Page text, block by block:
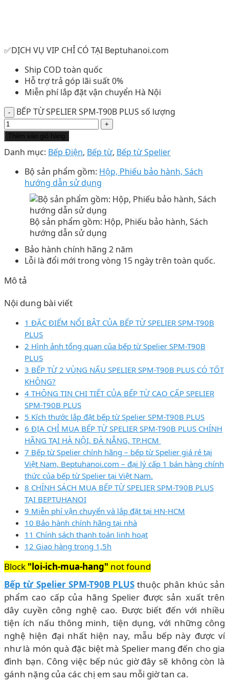
✅DỊCH VỤ VIP CHỈ CÓ TẠI Beptuhanoi.com
Ship COD toàn quốc
Hỗ trợ trả góp lãi suất 0%
Miễn phí lắp đặt vận chuyển Hà Nội
BẾP TỪ SPELIER SPM-T90B PLUS số lượng
Thêm vào giỏ hàng
Danh mục: Bếp Điện, Bếp từ, Bếp từ Spelier
Bộ sản phẩm gồm: Hộp, Phiếu bảo hành, Sách
hướng dẫn sử dụng
Bộ sản phẩm gồm: Hộp, Phiếu bảo hành, Sách
hướng dẫn sử dụng
Bảo hành chính hãng 2 năm
Lỗi là đổi mới trong vòng 15 ngày trên toàn quốc.
Mô tả
Nội dung bài viết
1 ĐẶC ĐIỂM NỔI BẬT CỦA BẾP TỪ SPELIER SPM-T90B
PLUS
2 Hình ảnh tổng quan của bếp từ Spelier SPM-T90B
PLUS
3 BẾP TỪ 2 VÙNG NẤU SPELIER SPM-T90B PLUS CÓ TỐT
KHÔNG?
4 THÔNG TIN CHI TIẾT CỦA BẾP TỪ CAO CẤP SPELIER
SPM-T90B PLUS
5 Kích thước lắp đặt bếp từ Spelier SPM-T90B PLUS
6 ĐỊA CHỈ MUA BẾP TỪ SPELIER SPM-T90B PLUS CHÍNH
HÃNG TẠI HÀ NỘI, ĐÀ NẴNG, TP.HCM
7 Bếp từ Spelier chính hãng – bếp từ Spelier giá rẻ tại
Việt Nam, Beptuhanoi.com – đại lý cấp 1 bán hàng chính
thức của bếp từ Spelier tại Việt Nam.
8 CHÍNH SÁCH MUA BẾP TỪ SPELIER SPM-T90B PLUS
TẠI BEPTUHANOI
9 Miễn phí vận chuyển và lắp đặt tại HN-HCM
10 Bảo hành chính hãng tại nhà
11 Chính sách thanh toán linh hoạt
12 Giao hàng trong 1,5h
Block "loi-ich-mua-hang" not found
Bếp từ Spelier SPM-T90B PLUS thuộc phân khúc sản
phẩm cao cấp của hãng Spelier được sản xuất trên
dây cuyền công nghệ cao. Được biết đến với nhiều
tiện ích nấu thông minh, tiện dụng, với những công
nghệ hiện đại nhất hiện nay, mẫu bếp này được ví
như là món quà đặc biệt mà Spelier mang đến cho gia
đình bạn. Công việc bếp núc giờ đây sẽ không còn là
gánh nặng của các chị em sau mỗi giờ tan ca.